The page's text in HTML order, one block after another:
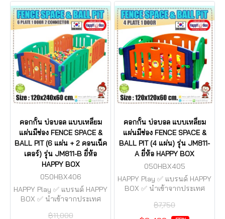
คอกกั้น บ่อบอล แบบเหลี่ยม
แผ่นมีช่อง FENCE SPACE &
BALL PIT (6 แผ่น + 2 คอนเน็ค
เตอร์) รุ่น JM811-B ยี่ห้อ
HAPPY BOX
050HBX406
HAPPY Play ✅ แบรนด์ HAPPY
BOX ✅ นำเข้าจากประเทศ
฿11,000
คอกกั้น บ่อบอล แบบเหลี่ยม
แผ่นมีช่อง FENCE SPACE &
BALL PIT (4 แผ่น) รุ่น JM811-
A ยี่ห้อ HAPPY BOX
050HBX405
HAPPY Play ✅ แบรนด์ HAPPY
BOX ✅ นำเข้าจากประเทศ
ศูนย์บริการอยู่กรุงเทพฯ ⚠️ มี
บริการอะไหล่ (หากชำรุดหรือ
฿7,750